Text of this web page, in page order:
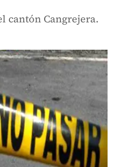
cantón Cangrejera.